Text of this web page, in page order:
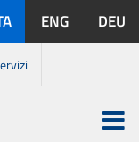
ENG DEU
Apri
menu